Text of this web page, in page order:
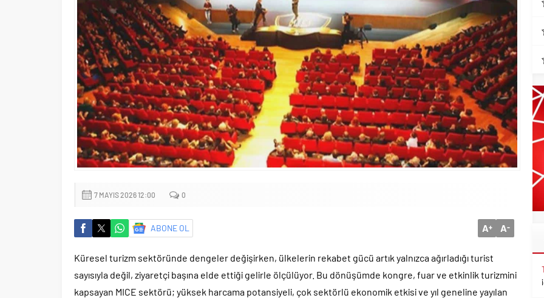
7 MAYIS 2026 12:00 0
ABONE OL A+ A-
Küresel turizm sektöründe dengeler değişirken, ülkelerin rekabet gücü artık yalnızca ağırladığı turist
sayısıyla değil, ziyaretçi başına elde ettiği gelirle ölçülüyor. Bu dönüşümde kongre, fuar ve etkinlik turizmini
kapsayan MICE sektörü; yüksek harcama potansiyeli, çok sektörlü ekonomik etkisi ve yıl geneline yayılan